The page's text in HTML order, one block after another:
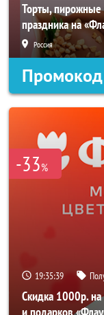
Торты, пирожные
праздника на
Россия
Промокод
-33%
19:35:37
Скидка 1000р. на